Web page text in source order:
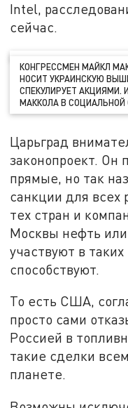
Intel,
сейчас.
КОНГРЕССМЕН МАЙКЛ
НОСИТ УКРАИНСКУЮ
СПЕКУЛИРУЕТ АКЦИЯМИ.
МАККОЛА В СОЦИАЛЬНОЙ
Царьград
законопроект. Он
прямые, но так
санкции для всех
тех стран и
Москвы нефть
участвуют в
способствуют.
То есть США,
просто сами
Россией в
такие сделки
планете.